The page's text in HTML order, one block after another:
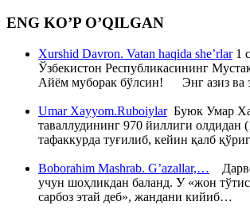
ENG KO’P O’QILGAN
Xurshid Davron. Vatan haqida she’rlar1
Ўзбекистон Республикасининг
Айём муборак бўлсин! Энг азиз ва
Umar Xayyom.RuboiylarБуюк Умар
таваллудининг 970 йиллиги олдидан
тафаккурда туғилиб, кейин қалб
Boborahim Mashrab. G’azallar,…
учун шоҳликдан баланд. У «жон
сарбоз этай деб», жандани кийиб…